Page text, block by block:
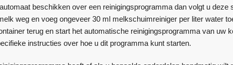
beschikken over een reinigingsprogramma dan volgt u deze
weg en voeg ongeveer 30 ml melkschuimreiniger per liter water
terug en start het automatische reinigingsprogramma van uw
instructies over hoe u dit programma kunt starten.